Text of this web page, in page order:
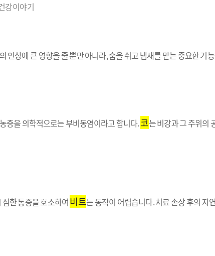
강이야기
인상에 큰 영향을 줄 뿐만 아니라, 숨을 쉬고 냄새를 맡는 중요한 기
증을 의학적으로는 부비동염이라고 합니다.코는 비강과 그 주위의
심한 통증을 호소하여비트는 동작이 어렵습니다. 치료 손상 후의 자